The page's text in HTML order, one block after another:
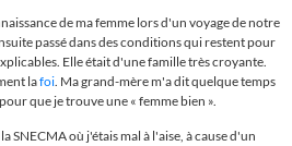
de ma femme lors d'un voyage de notre
passé dans des conditions qui restent pour
Elle était d'une famille très croyante.
lafoi. Ma grand-mère m'a dit quelque temps
pour que je trouve une « femme bien ».
SNECMA où j'étais mal à l'aise, à cause d'un